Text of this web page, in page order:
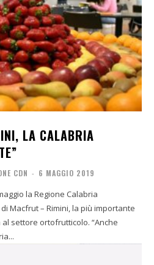
LA CALABRIA
CDN - 6 MAGGIO 2019
la Regione Calabria
Macfrut – Rimini, la più importante
settore ortofrutticolo. “Anche